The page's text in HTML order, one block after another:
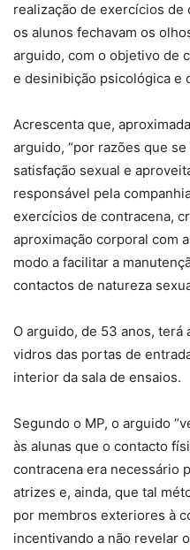
realização de exercícios de
os alunos fechavam os
arguido, com o objetivo de
e desinibição psicológica e
Acrescenta que,
arguido, “por razões que
satisfação sexual e
responsável pela
exercícios de contracena,
aproximação corporal com
modo a facilitar a
contactos de natureza
O arguido, de 53 anos,
vidros das portas de
interior da sala de ensaios.
Segundo o MP, o arguido
às alunas que o contacto
contracena era necessário
atrizes e, ainda, que tal
por membros exteriores à
incentivando a não revelar